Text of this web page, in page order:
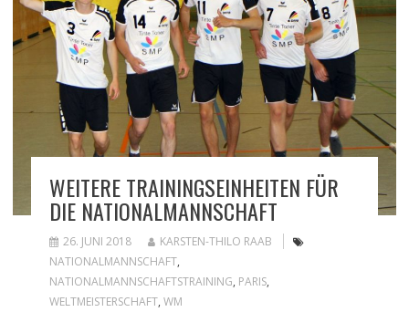
WEITERE TRAININGSEINHEITEN FÜR
DIE NATIONALMANNSCHAFT
26. JUNI 2018
KARSTEN-THILO RAAB
NATIONALMANNSCHAFT,
NATIONALMANNSCHAFTSTRAINING, PARIS,
WELTMEISTERSCHAFT, WM